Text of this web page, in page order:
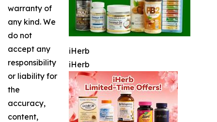
iHerb
iHerb
warranty of
any kind. We
do not
accept any
responsibility
or liability for
the
accuracy,
content,